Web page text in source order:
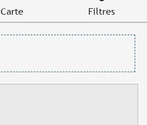
Carte Filtres